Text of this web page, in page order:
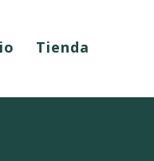
Tienda